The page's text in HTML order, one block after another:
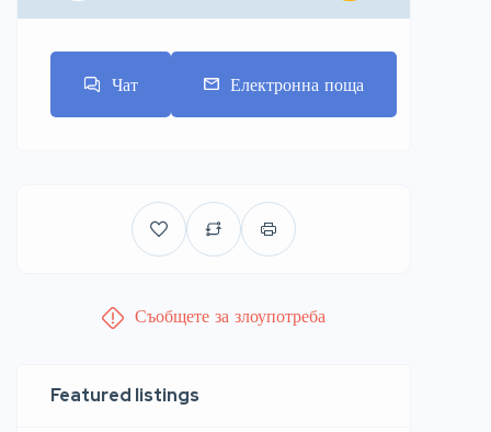
Чат Електронна поща
Съобщете за злоупотреба
Featured listings